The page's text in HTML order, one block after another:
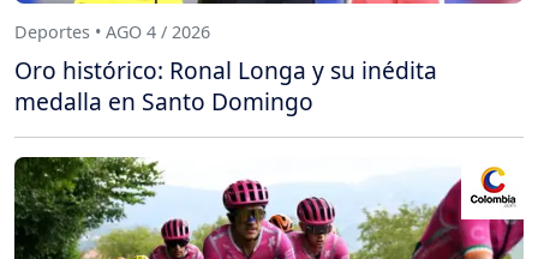
Deportes • AGO 4 / 2026
Oro histórico: Ronal Longa y su inédita
medalla en Santo Domingo